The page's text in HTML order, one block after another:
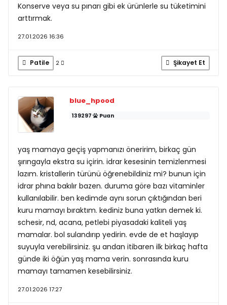
Konserve veya su pınarı gibi ek ürünlerle su tüketimini
arttırmak.
27.01.2026 16:36
Patile 2 Şikayet Et
blue_hpood
139297 Puan
yaş mamaya geçiş yapmanızı öneririm, birkaç gün
şırıngayla ekstra su içirin. idrar kesesinin temizlenmesi
lazım. kristallerin türünü öğrenebildiniz mi? bunun için
idrar phına bakılır bazen. duruma göre bazı vitaminler
kullanılabilir. ben kedimde aynı sorun çıktığından beri
kuru mamayı bıraktım. kediniz buna yatkın demek ki.
schesir, nd, acana, petlebi piyasadaki kaliteli yaş
mamalar. bol sulandırıp yedirin. evde de et haşlayıp
suyuyla verebilirsiniz. şu andan itibaren ilk birkaç hafta
günde iki öğün yaş mama verin. sonrasında kuru
mamayı tamamen kesebilirsiniz.
27.01.2026 17:27